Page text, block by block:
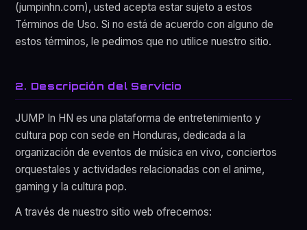
(jumpinhn.com), usted acepta estar sujeto a estos
Términos de Uso. Si no está de acuerdo con alguno de
estos términos, le pedimos que no utilice nuestro sitio.
2. Descripción del Servicio
JUMP In HN es una plataforma de entretenimiento y
cultura pop con sede en Honduras, dedicada a la
organización de eventos de música en vivo, conciertos
orquestales y actividades relacionadas con el anime,
gaming y la cultura pop.
A través de nuestro sitio web ofrecemos: